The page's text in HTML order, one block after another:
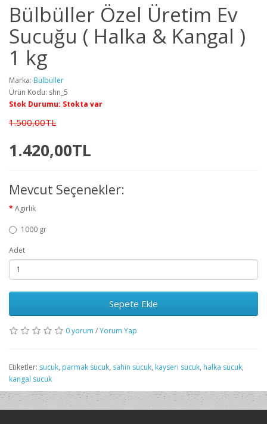
Bülbüller Özel Üretim Ev
Sucuğu ( Halka & Kangal )
1 kg
Marka: Bülbüller
Ürün Kodu: shn_5
Stok Durumu: Stokta var
1.500,00TL
1.420,00TL
Mevcut Seçenekler:
Agırlık
1000 gr
Adet
Sepete Ekle
0 yorum /Yorum Yap
Etiketler: sucuk, parmak sucuk, sahin sucuk, kayseri sucuk, halka sucuk,
kangal sucuk